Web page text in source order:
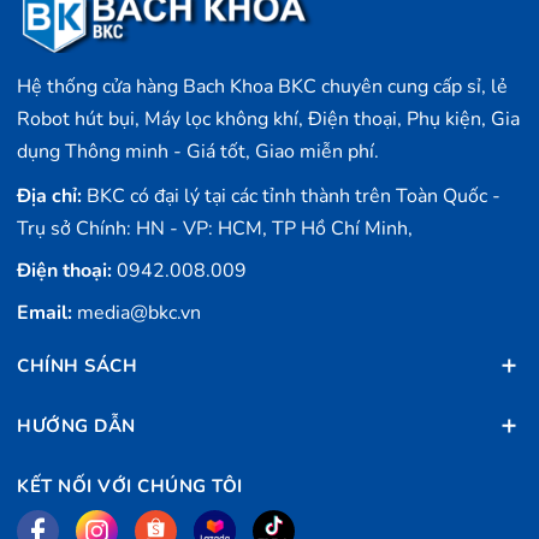
Hỗ trợ AI tự hành:
tránh va chạm.
Kết nối APP và điều khiển giọng nói: Dễ dàng điều
khiển và tùy chỉnh các chế độ làm sạch thông qua ứng
dụng điện thoại hoặc giọng nói.
Thời lượng pin dài, sạc nhanh:Sạc nhanh trong 3 giờ,
sử dụng liên tục trong 48 phút.
hóa cao.
Làm sạch hiệu quả và toàn diện với nhiều tính năng tích
Đảm bảo vệ sinh và an toàn nhờ công nghệ khử trùng
ozone kép.
Hệ thống cửa hàng Bach Khoa BKC chuyên cung cấp sỉ, lẻ
Robot hút bụi, Máy lọc không khí, Điện thoại, Phụ kiện, Gia
dụng Thông minh - Giá tốt, Giao miễn phí.
Địa chỉ: BKC có đại lý tại các tỉnh thành trên Toàn Quốc -
Trụ sở Chính: HN - VP: HCM, TP Hồ Chí Minh,
Điện thoại:0942.008.009
Email: media@bkc.vn
CHÍNH SÁCH
HƯỚNG DẪN
KẾT NỐI VỚI CHÚNG TÔI